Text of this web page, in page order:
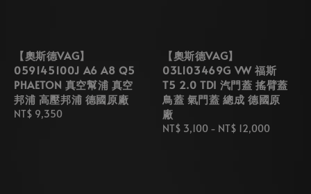
【奧斯德VAG】
059145100J A6 A8 Q5
PHAETON 真空幫浦 真空
邦浦 高壓邦浦 德國原廠
Regular
NT$ 9,350
【奧斯德VAG】
03L103469G VW 福斯
T5 2.0 TDI 汽門蓋 搖臂蓋
鳥蓋 氣門蓋 總成 德國原
廠
Regular
NT$ 3,100 - NT$ 12,000